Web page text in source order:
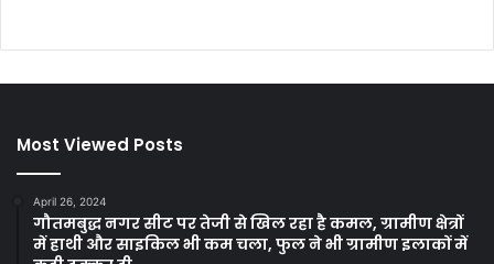
Most Viewed Posts
April 26, 2024
गौतमबुद्ध नगर सीट पर तेजी से खिल रहा है कमल, ग्रामीण क्षेत्रों
में हाथी और साइकिल भी कम चला, फुल ने भी ग्रामीण इलाकों में